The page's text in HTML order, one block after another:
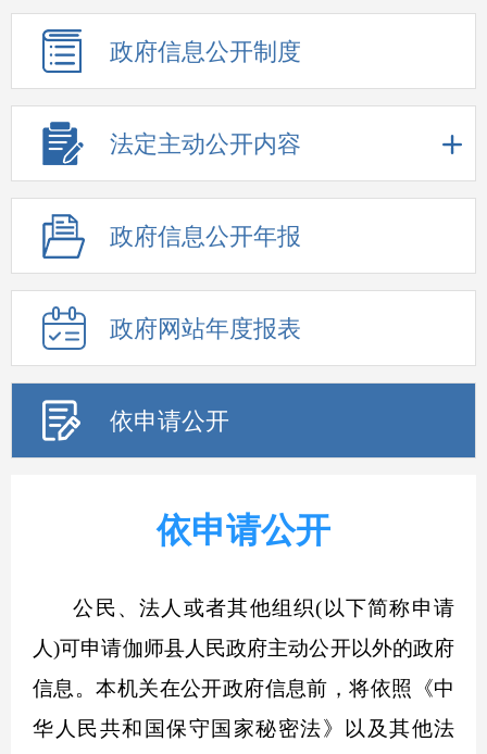
政府信息公开制度
法定主动公开内容
政府信息公开年报
政府网站年度报表
依申请公开
依申请公开
公民、法人或者其他组织(以下简称申请
人)可申请伽师县人民政府主动公开以外的政府
信息。本机关在公开政府信息前，将依照《中
华人民共和国保守国家秘密法》以及其他法